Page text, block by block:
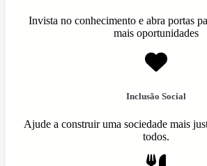
Invista no conhecimento e abra portas
mais oportunidades
Inclusão Social
Ajude a construir uma sociedade mais
todos.